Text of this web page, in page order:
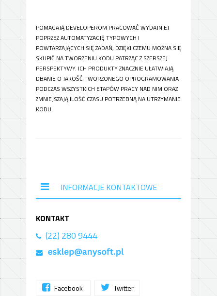
POMAGAJĄ DEVELOPEROM PRACOWAĆ WYDAJNIEJ
POPRZEZ AUTOMATYZACJĘ TYPOWYCH I
POWTARZAJĄCYCH SIĘ ZADAŃ, DZIĘKI CZEMU MOŻNA SIĘ
SKUPIĆ NA TWORZENIU KODU PATRZĄC Z SZERSZEJ
PERSPEKTYWY. ICH PRODUKTY ZNACZNIE UŁATWIAJĄ
DBANIE O JAKOŚĆ TWORZONEGO OPROGRAMOWANIA
PODCZAS WSZYSTKICH ETAPÓW PRACY NAD NIM ORAZ
ZMNIEJSZAJĄ ILOŚĆ CZASU POTRZEBNĄ NA UTRZYMANIE
KODU.
INFORMACJE KONTAKTOWE
KONTAKT
(22) 280 9444
Facebook Twitter